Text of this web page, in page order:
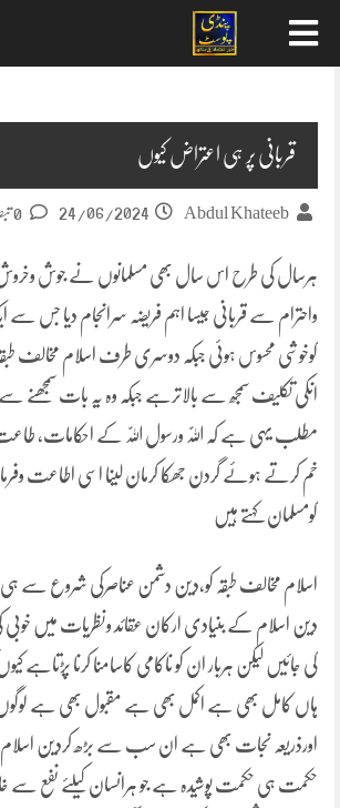
قربانی پر ہی اعتراض کیوں
Abdul Khateeb
24/06/2024
ہرسال کی طرح اس سال بھی مسلمانوں نے جوش
واحترام سے قربانی جیسا اہم فریضہ سرانجام دیا جس
کوخوشی محسوس ہوئی جبکہ دوسری طرف اسلام مخالف
انکی تکلیف سمجھ سے بالاترہے جبکہ وہ یہ بات سمجھنے سے
مطلب یہی ہے کہ اللّٰہ ورسول اللّٰہ کے احکامات، طاعت
خم کرتے ہوئے گردن جھکا کرمان لینا اسی اطاعت
کومسلمان کہتے ہیں
اسلام مخالف طبقہ کو،دین دشمن عناصرکی شروع سے
دین اسلام کے بنیادی ارکان عقائد ونظریات میں
کی جائیں لیکن ہربار ان کو ناکامی کاسامنا کرنا پڑتاہے
ہاں کامل بھی ہے اکمل بھی ہے مقبول بھی ہے
اورذریعہ نجات بھی ہے ان سب سے بڑھ کردین
حکمت ہی حکمت پوشیدہ ہے جو ہرانسان کیلئے نفع سے